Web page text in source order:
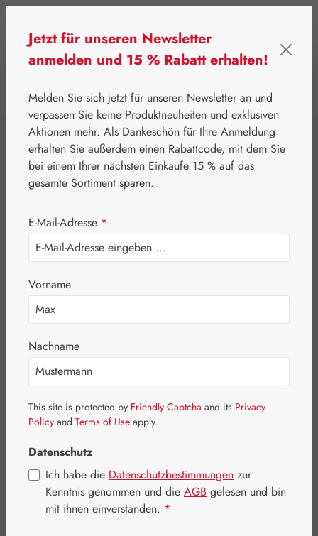
⌂ Gall Pharma Beauty & Pflege
Melkfett mit
Ringelblume
Bildergalerie überspringen
Jetzt für unseren Newsletter
anmelden und 15 % Rabatt erhalten!
Melden Sie sich jetzt für unseren Newsletter an und
verpassen Sie keine Produktneuheiten und exklusiven
Aktionen mehr. Als Dankeschön für Ihre Anmeldung
erhalten Sie außerdem einen Rabattcode, mit dem Sie
bei einem Ihrer nächsten Einkäufe 15 % auf das
gesamte Sortiment sparen.
E-Mail-Adresse *
Vorname
Nachname
This site is protected by Friendly Captcha and its Privacy
Policy and Terms of Use apply.
Datenschutz
Ich habe die Datenschutzbestimmungen zur
Kenntnis genommen und die AGB gelesen und bin
mit ihnen einverstanden. *